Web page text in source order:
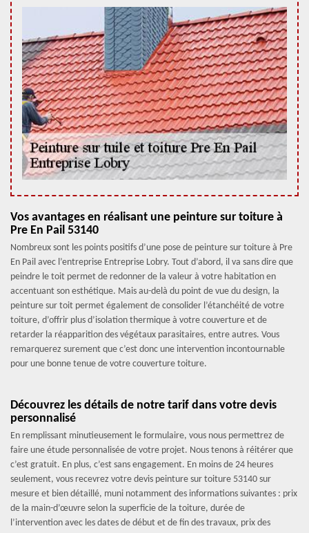
Vos avantages en réalisant une peinture sur toiture à
Pre En Pail 53140
Nombreux sont les points positifs d’une pose de peinture sur toiture à Pre
En Pail avec l’entreprise Entreprise Lobry. Tout d’abord, il va sans dire que
peindre le toit permet de redonner de la valeur à votre habitation en
accentuant son esthétique. Mais au-delà du point de vue du design, la
peinture sur toit permet également de consolider l’étanchéité de votre
toiture, d’offrir plus d’isolation thermique à votre couverture et de
retarder la réapparition des végétaux parasitaires, entre autres. Vous
remarquerez surement que c’est donc une intervention incontournable
pour une bonne tenue de votre couverture toiture.
Découvrez les détails de notre tarif dans votre devis
personnalisé
En remplissant minutieusement le formulaire, vous nous permettrez de
faire une étude personnalisée de votre projet. Nous tenons à réitérer que
c’est gratuit. En plus, c’est sans engagement. En moins de 24 heures
seulement, vous recevrez votre devis peinture sur toiture 53140 sur
mesure et bien détaillé, muni notamment des informations suivantes : prix
de la main-d’œuvre selon la superficie de la toiture, durée de
l’intervention avec les dates de début et de fin des travaux, prix des